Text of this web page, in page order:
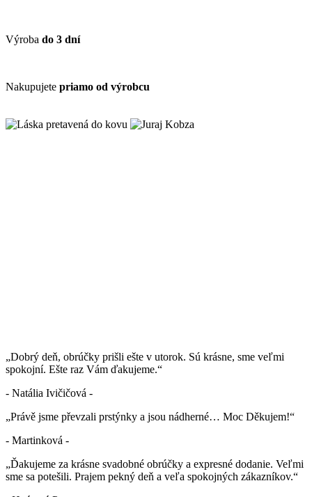
Výroba do 3 dní
Nakupujete priamo od výrobcu
„Dobrý deň, obrúčky prišli ešte v utorok. Sú krásne, sme veľmi
spokojní. Ešte raz Vám ďakujeme.“
- Natália Ivičičová -
„Právě jsme převzali prstýnky a jsou nádherné… Moc Děkujem!“
- Martinková -
„Ďakujeme za krásne svadobné obrúčky a expresné dodanie. Veľmi
sme sa potešili. Prajem pekný deň a veľa spokojných zákazníkov.“